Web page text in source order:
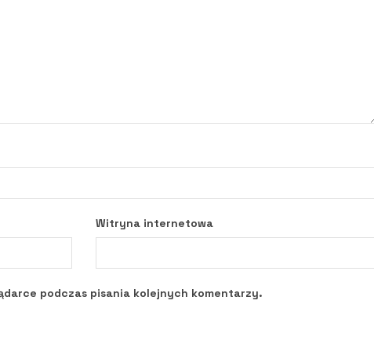
Witryna internetowa
podczas pisania kolejnych komentarzy.